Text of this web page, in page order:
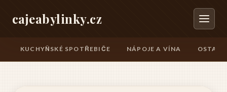
cajeabylinky.cz
KUCHYŇSKÉ SPOTŘEBIČE NÁPOJE A VÍNA